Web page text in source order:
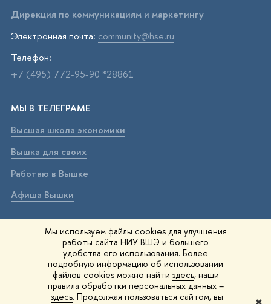
Мы используем файлы cookies для улучшения
работы сайта НИУ ВШЭ и большего
удобства его использования. Более
подробную информацию об использовании
файлов cookies можно найти здесь, наши
правила обработки персональных данных –
здесь. Продолжая пользоваться сайтом, вы
Дирекция по коммуникациям и маркетингу
Электронная почта: community@hse.ru
Телефон:
+7 (495) 772-95-90 *28861
МЫ В ТЕЛЕГРАМЕ
Высшая школа экономики
Вышка для своих
Работаю в Вышке
Афиша Вышки
ВЫШКА В МАХ
Высшая школа экономики
Вышка для своих
Работаю в Вышке